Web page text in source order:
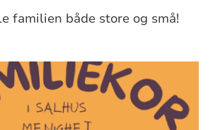
familien både store og små!